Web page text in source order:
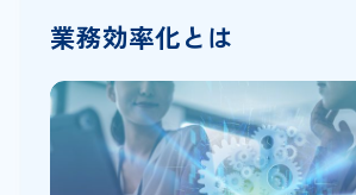
業務効率化とは